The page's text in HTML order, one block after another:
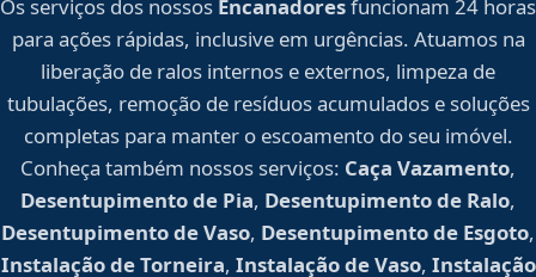
Os serviços dos nossos Encanadoresfuncionam 24 horas
para ações rápidas, inclusive em urgências. Atuamos na
liberação de ralos internos e externos, limpeza de
tubulações, remoção de resíduos acumulados e soluções
completas para manter o escoamento do seu imóvel.
Conheça também nossos serviços: Caça Vazamento,
Desentupimento de Pia, Desentupimento de Ralo,
Desentupimento de Vaso, Desentupimento de Esgoto,
Instalação de Torneira, Instalação de Vaso, Instalação